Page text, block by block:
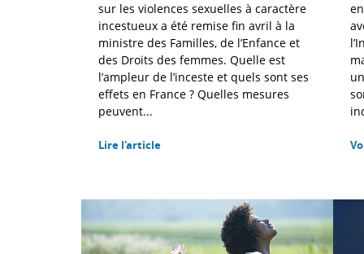
sur les violences sexuelles à caractère
incestueux a été remise fin avril à la
ministre des Familles, de l’Enfance et
des Droits des femmes. Quelle est
l’ampleur de l’inceste et quels sont ses
effets en France ? Quelles mesures
peuvent...
Lire l'article